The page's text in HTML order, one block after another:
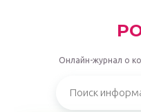
Онлайн-журнал о